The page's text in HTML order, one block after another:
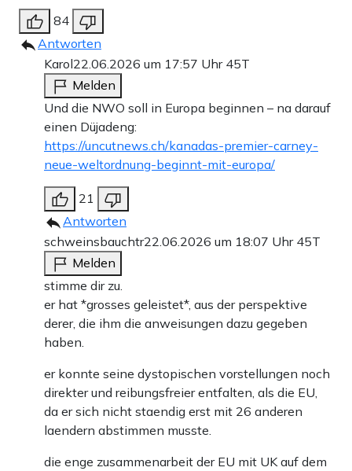
84
Antworten
Karol22.06.2026 um 17:57 Uhr 45T
Melden
Und die NWO soll in Europa beginnen – na darauf
einen Düjadeng:
https://uncutnews.ch/kanadas-premier-carney-
neue-weltordnung-beginnt-mit-europa/
21
Antworten
schweinsbauchtr22.06.2026 um 18:07 Uhr 45T
Melden
stimme dir zu.
er hat *grosses geleistet*, aus der perspektive
derer, die ihm die anweisungen dazu gegeben
haben.
er konnte seine dystopischen vorstellungen noch
direkter und reibungsfreier entfalten, als die EU,
da er sich nicht staendig erst mit 26 anderen
laendern abstimmen musste.
die enge zusammenarbeit der EU mit UK auf dem